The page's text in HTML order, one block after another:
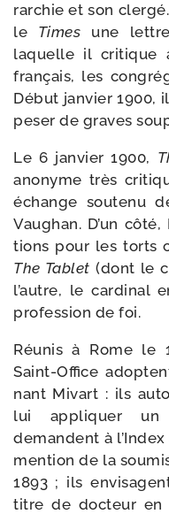
rar­chie et son
le Times une
laquelle il cri­tique
fran­çais, les
Début jan­vier 1900,
peser de graves
Le 6 jan­vier 1900,
ano­nyme très
échange sou­te­nu
Vaughan. D’un
tions pour les torts
The Tablet (dont le
l’autre, le car­di­nal
pro­fes­sion de foi.
Réunis à Rome le
Saint-​Office
nant Mivart : ils
lui appli­quer
demandent à
men­tion de la
1893 ; ils
titre de doc­teur en